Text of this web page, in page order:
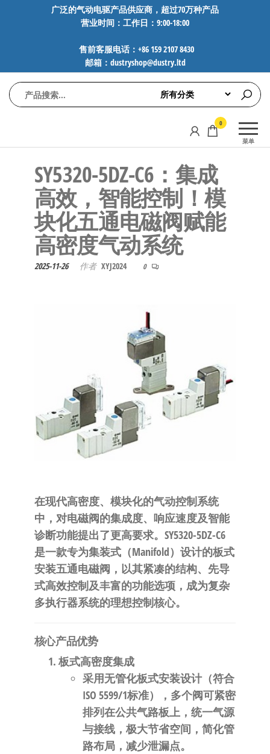
广泛的气动电驱产品供应商，超过70万种产品
营业时间：工作日：9:00-18:00
售前客服电话：+86 159 2107 8430
邮箱：dustryshop@dustry.ltd
动
FESTO、
AVENTICS等
品牌气动
元件，超
过88万种
工业自动
件，正品
保障，全
菜单
0
SY5320-5DZ-C6：集成
高效，智能控制！模
块化五通电磁阀赋能
高密度气动系统
2025-11-26 作者 XYJ2024 0
在现代高密度、模块化的气动控制系统
中，对电磁阀的集成度、响应速度及智能
诊断功能提出了更高要求。SY5320-5DZ-C6
是一款专为集装式（Manifold）设计的板式
安装五通电磁阀，以其紧凑的结构、先导
式高效控制及丰富的功能选项，成为复杂
多执行器系统的理想控制核心。
核心产品优势
板式高密度集成
采用无管化板式安装设计（符合
ISO 5599/1标准），多个阀可紧密
排列在公共气路板上，统一气源
与接线，极大节省空间，简化管
路布局，减少泄漏点。